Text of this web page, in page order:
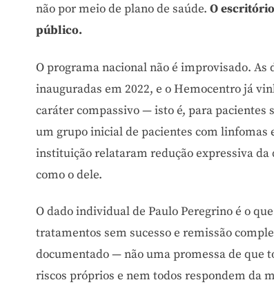
não por meio de plano de saúde. O
público.
O programa nacional não é improvisado. As
inauguradas em 2022, e o Hemocentro já
caráter compassivo — isto é, para
um grupo inicial de pacientes com
instituição relataram redução expressiva da
como o dele.
O dado individual de Paulo Peregrino é o
tratamentos sem sucesso e remissão
documentado — não uma promessa de que
riscos próprios e nem todos respondem da